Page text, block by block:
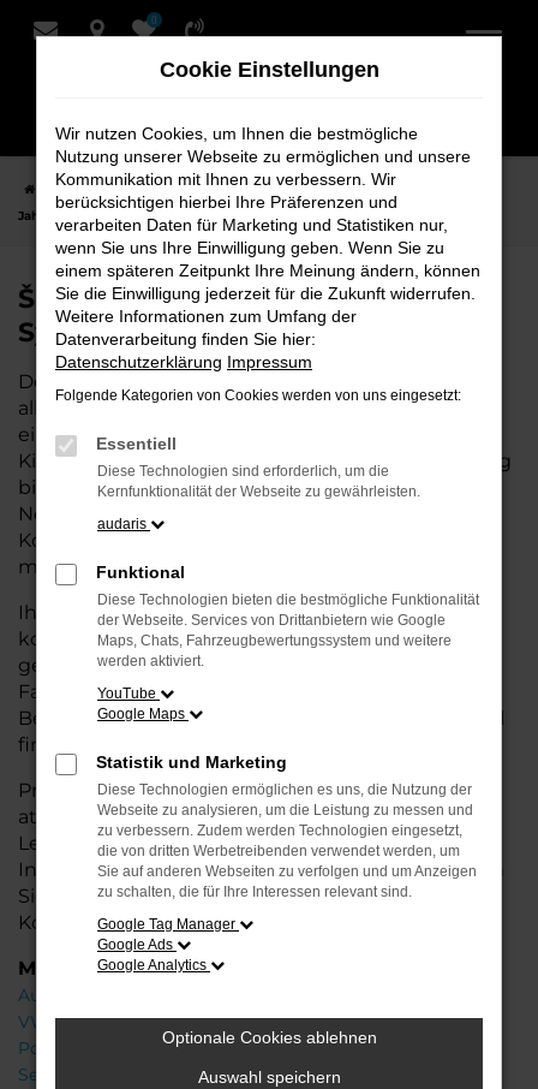
Zum
0
Startseite Syke Škoda Škoda Octavia
Škoda Octavia
Jahreswagen für Syke bei Schmidt + Koch
Škoda Octavia Jahreswagen für
Syke bei Schmidt + Koch
Der Octavia Jahreswagen ist die perfekte Wahl für
alle, die für Syke ein nahezu neues Fahrzeug zu
einem attraktiven Preis suchen. Mit nur wenigen
Kilometern und einer hervorragenden Ausstattung
bietet dieser Jahreswagen die Vorteile eines
Neuwagens, aber zu deutlich besseren
Konditionen. Ideal für alle, die hohe Qualität und
modernes Design zu einem fairen Preis möchten.
Ihr Škoda Autohaus in der Nähe von Syke ist Ihr
kompetenter Partner, wenn es um Jahreswagen
geht. Wir bieten Ihnen eine große Auswahl an
Fahrzeugen und stehen Ihnen mit fachkundiger
Beratung zur Seite, damit Sie das passende Modell
finden.
Profitieren Sie von zusätzlichenServiceswie
attraktiven Finanzierungsoptionen,
Leasingangeboten und der bequemen
Inzahlungnahme Ihres alten Fahrzeugs. Besuchen
Sie uns und finden Sie Ihr Traumauto zu besten
Konditionen!
Marken
Audi
VW
Porsche
Seat
Cookie Einstellungen
Wir nutzen Cookies, um Ihnen die bestmögliche
Nutzung unserer Webseite zu ermöglichen und unsere
Kommunikation mit Ihnen zu verbessern. Wir
berücksichtigen hierbei Ihre Präferenzen und
verarbeiten Daten für Marketing und Statistiken nur,
wenn Sie uns Ihre Einwilligung geben. Wenn Sie zu
einem späteren Zeitpunkt Ihre Meinung ändern, können
Sie die Einwilligung jederzeit für die Zukunft widerrufen.
Weitere Informationen zum Umfang der
Datenverarbeitung finden Sie hier:
Datenschutzerklärung Impressum
Folgende Kategorien von Cookies werden von uns eingesetzt:
Essentiell
Diese Technologien sind erforderlich, um die
Kernfunktionalität der Webseite zu gewährleisten.
audaris
Funktional
Diese Technologien bieten die bestmögliche Funktionalität
der Webseite. Services von Drittanbietern wie Google
Maps, Chats, Fahrzeugbewertungssystem und weitere
werden aktiviert.
YouTube
Google Maps
Statistik und Marketing
Diese Technologien ermöglichen es uns, die Nutzung der
Webseite zu analysieren, um die Leistung zu messen und
zu verbessern. Zudem werden Technologien eingesetzt,
die von dritten Werbetreibenden verwendet werden, um
Sie auf anderen Webseiten zu verfolgen und um Anzeigen
zu schalten, die für Ihre Interessen relevant sind.
Google Tag Manager
Google Ads
Google Analytics
Optionale Cookies ablehnen
Auswahl speichern